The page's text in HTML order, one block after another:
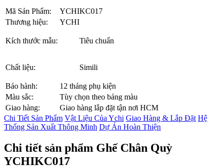
Mã Sản Phẩm:
YCHIKC017
Thương hiệu:
YCHI
Kích thước mẫu: Tiêu chuẩn
Chất liệu: Simili
Bảo hành:
12 tháng phụ kiện
Màu sắc:
Tùy chọn theo bảng màu
Giao hàng:
Giao hàng lắp đặt tận nơi HCM
Chi Tiết Sản Phẩm Vật Liệu Của Ychi Giao Hàng & Lắp Đặt Hệ
Thống Sản Xuất Thông Minh Dự Án Hoàn Thiện
Chi tiết sản phẩm Ghế Chân Quỳ
YCHIKC017